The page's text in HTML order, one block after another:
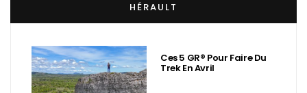
HÉRAULT
Ces 5 GR® Pour Faire Du
Trek En Avril